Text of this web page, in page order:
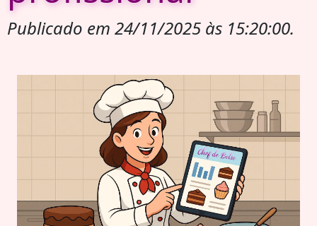
Publicado em 24/11/2025 às 15:20:00.